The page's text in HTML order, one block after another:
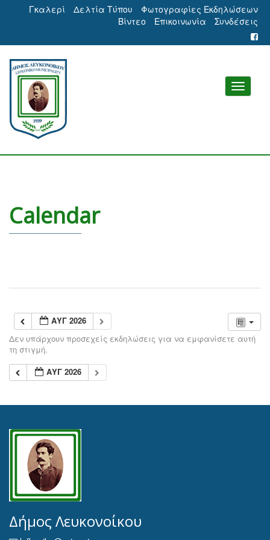
Γκαλερί Δελτία Τύπου
Φωτογραφίες Εκδηλώσεων
Βίντεο
Επικοινωνία Συνδέσεις
Calendar
ΑΥΓ 2026
Δεν υπάρχουν προσεχείς εκδηλώσεις για να εμφανίσετε αυτή
τη στιγμή.
ΑΥΓ 2026
Δήμος Λευκονοίκου